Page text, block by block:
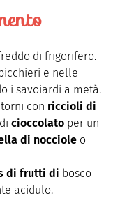
di frigorifero.
e nelle
i savoiardi a metà.
con riccioli di
cioccolato per un
di nocciole o
di frutti di bosco
acidulo.